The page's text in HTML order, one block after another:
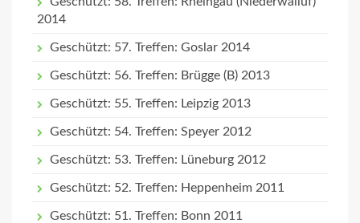
2014
Geschützt: 57. Treffen: Goslar 2014
Geschützt: 56. Treffen: Brügge (B) 2013
Geschützt: 55. Treffen: Leipzig 2013
Geschützt: 54. Treffen: Speyer 2012
Geschützt: 53. Treffen: Lüneburg 2012
Geschützt: 52. Treffen: Heppenheim 2011
Geschützt: 51. Treffen: Bonn 2011